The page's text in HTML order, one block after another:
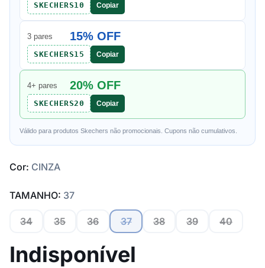
SKECHERS10 Copiar
3 pares 15% OFF
SKECHERS15 Copiar
4+ pares 20% OFF
SKECHERS20 Copiar
Válido para produtos Skechers não promocionais. Cupons não cumulativos.
Cor: CINZA
TAMANHO: 37
34 35 36 37 38 39 40
Indisponível